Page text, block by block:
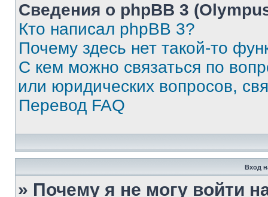
Сведения о phpBB 3
Кто написал phpBB 3?
Почему здесь нет такой-то
С кем можно связаться по
или юридических вопросов,
Перевод FAQ
Вход
» Почему я не могу войти